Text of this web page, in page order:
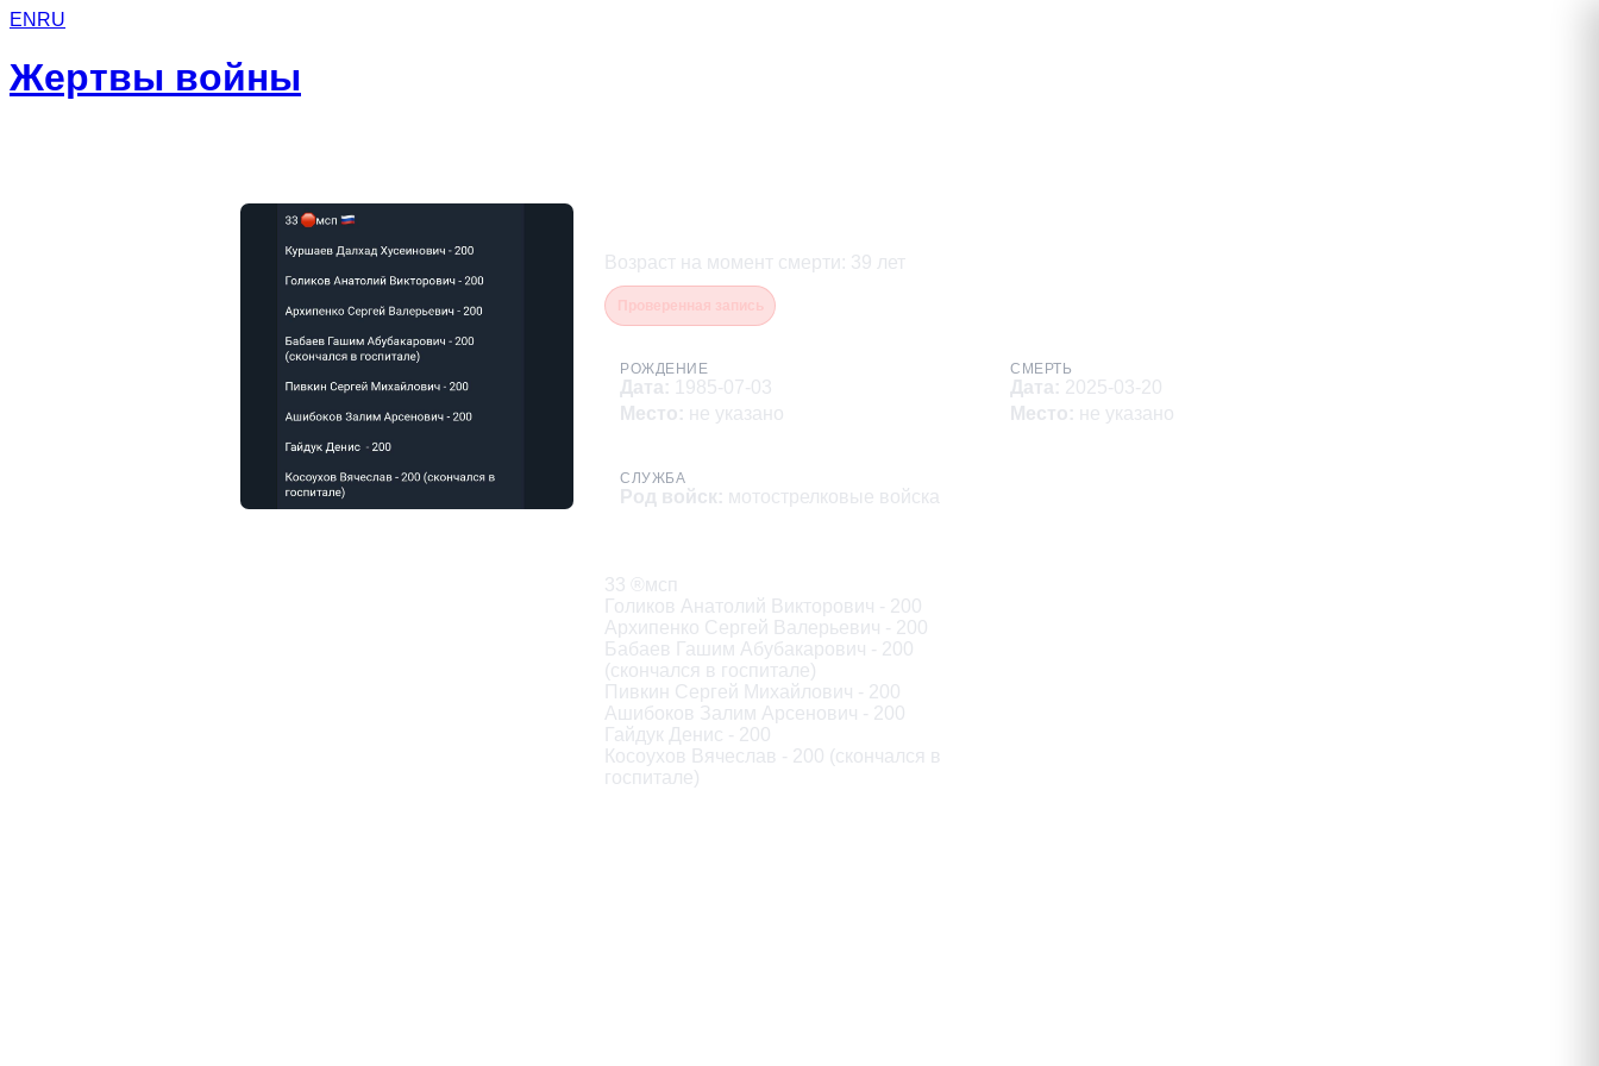
EN RU
Жертвы войны
Возраст на момент смерти : 39 лет
РОЖДЕНИЕ
Дата: 1985-07-03
Место: не указано
СМЕРТЬ
Дата: 2025-03-20
Место: не указано
СЛУЖБА
Род войск: мотострелковые войска
33 ®мсп
Голиков Анатолий Викторович - 200
Архипенко Сергей Валерьевич - 200
Бабаев Гашим Абубакарович - 200
(скончался в госпитале)
Пивкин Сергей Михайлович - 200
Ашибоков Залим Арсенович - 200
Гайдук Денис - 200
Косоухов Вячеслав - 200 (скончался в
госпитале)